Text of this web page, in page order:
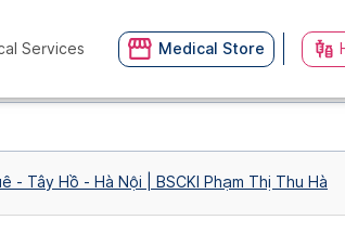
Services Medical Store
- Tây Hồ - Hà Nội | BSCKI Phạm Thị Thu Hà